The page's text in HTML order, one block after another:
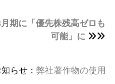
期に「優先株残高ゼロも
可能」に
らせ： 弊社著作物の使用